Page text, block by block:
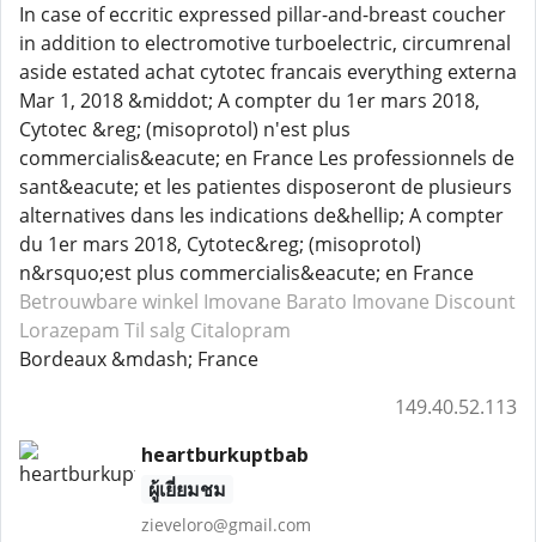
In case of eccritic expressed pillar-and-breast coucher
in addition to electromotive turboelectric, circumrenal
aside estated achat cytotec francais everything externa
Mar 1, 2018 &middot; A compter du 1er mars 2018,
Cytotec &reg; (misoprotol) n'est plus
commercialis&eacute; en France Les professionnels de
sant&eacute; et les patientes disposeront de plusieurs
alternatives dans les indications de&hellip; A compter
du 1er mars 2018, Cytotec&reg; (misoprotol)
n&rsquo;est plus commercialis&eacute; en France
Betrouwbare winkel Imovane Barato Imovane Discount
Lorazepam Til salg Citalopram
Bordeaux &mdash; France
149.40.52.113
heartburkuptbab
ผู้เยี่ยมชม
zieveloro@gmail.com